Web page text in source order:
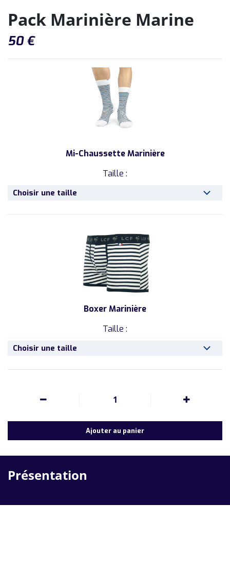
Pack Marinière Marine
50 €
Mi-Chaussette Marinière
Taille :
Choisir une taille
Boxer Marinière
Taille :
Choisir une taille
1
Ajouter au panier
Présentation